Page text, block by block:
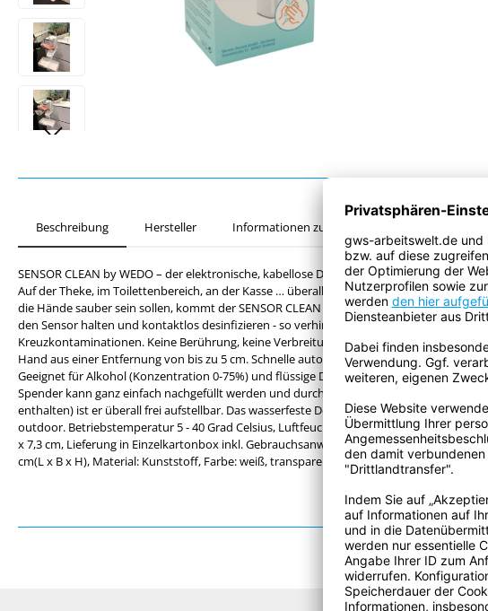
Beschreibung Hersteller Informationen zur Produktsicherheit
SENSOR CLEAN by WEDO – der elektronische, kabellose Desinfektionsmittelspender
Auf der Theke, im Toilettenbereich, an der Kasse … überall wo möglichst unkompliziert
die Hände sauber sein sollen, kommt der SENSOR CLEAN von WEDO zum Einsatz.
den Sensor halten und kontaktlos desinfizieren - so verhindert der SENSOR CLEAN
Kreuzkontaminationen. Keine Berührung, keine Verbreitung von Keimen. Der
Hand aus einer Entfernung von bis zu 5 cm. Schnelle automatische Dosierung von Spray
Geeignet für Alkohol (Konzentration 0-75%) und flüssige Desinfektionsmittel, Füllmenge
Spender kann ganz einfach nachgefüllt werden und durch den Batteriebetrieb (4x 1,5V
enthalten) ist er überall frei aufstellbar. Das wasserfeste Design (IPX4) ermöglicht eine
outdoor. Betriebstemperatur 5 - 40 Grad Celsius, Luftfeuchtigkeit: 0-85%. Maße SENSOR
x 7,3 cm, Lieferung in Einzelkartonbox inkl. Gebrauchsanweisung D/E, Maße Verpackung:
cm(L x B x H), Material: Kunststoff, Farbe: weiß, transparent.